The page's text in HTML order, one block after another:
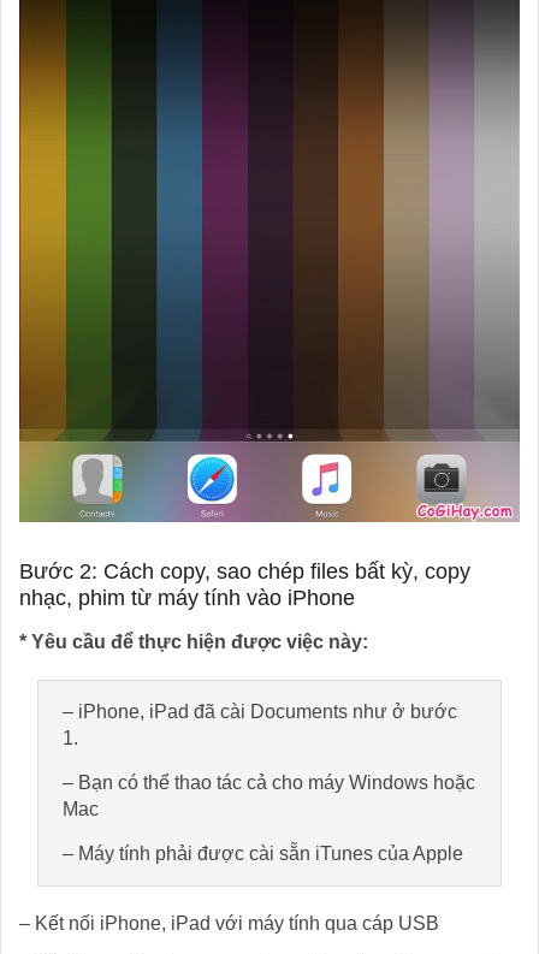
Bước 2: Cách copy, sao chép files bất kỳ, copy
nhạc, phim từ máy tính vào iPhone
* Yêu cầu để thực hiện được việc này:
– iPhone, iPad đã cài Documents như ở bước
1.
– Bạn có thể thao tác cả cho máy Windows hoặc
Mac
– Máy tính phải được cài sẵn iTunes của Apple
– Kết nối iPhone, iPad với máy tính qua cáp USB